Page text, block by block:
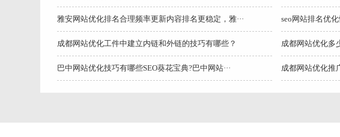
雅安网站优化排名合理频率更新内容排名更稳定，雅··· seo网站排名优化
成都网站优化工件中建立内链和外链的技巧有哪些？ 成都网站优化多
巴中网站优化技巧有哪些SEO葵花宝典?巴中网站··· 成都网站优化推